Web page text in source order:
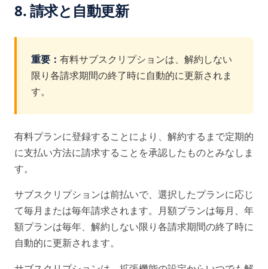
8. 請求と自動更新
重要： 有料サブスクリプションは、解約しない
限り各請求期間の終了時に自動的に更新されま
す。
有料プランに登録することにより、解約するまで定期的
に支払い方法に請求することを承認したものとみなしま
す。
サブスクリプションは前払いで、選択したプランに応じ
て毎月または毎年請求されます。月額プランは毎月、年
額プランは毎年、解約しない限り各請求期間の終了時に
自動的に更新されます。